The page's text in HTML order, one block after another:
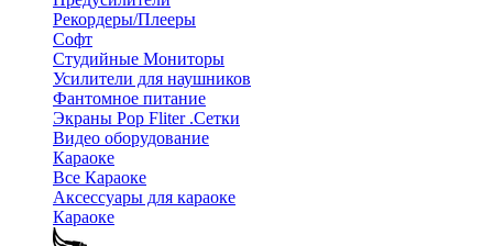
Рекордеры/Плееры
Софт
Студийные Мониторы
Усилители для наушников
Фантомное питание
Экраны Pop Fliter .Сетки
Видео оборудование
Караоке
Все Караоке
Аксессуары для караоке
Караоке